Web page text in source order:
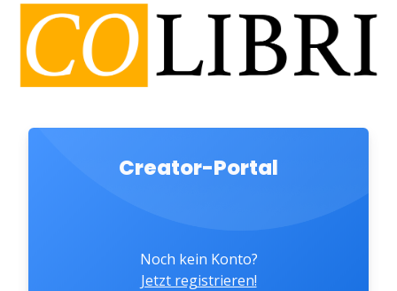
Creator-Portal
Noch kein Konto?
Jetzt registrieren!